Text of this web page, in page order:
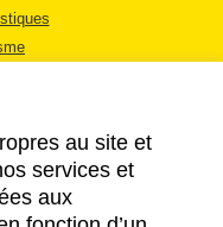
au site et
services et
aux